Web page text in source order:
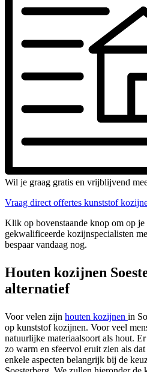
Wil je graag gratis en vrijblijvend
Vraag direct offertes kunststof
Klik op bovenstaande knop om op je
gekwalificeerde kozijnspecialisten
bespaar vandaag nog.
Houten kozijnen
alternatief
Voor velen zijn houten kozijnen in
op kunststof kozijnen. Voor veel
natuurlijke materiaalsoort als hout.
zo warm en sfeervol eruit zien als
enkele aspecten belangrijk bij de